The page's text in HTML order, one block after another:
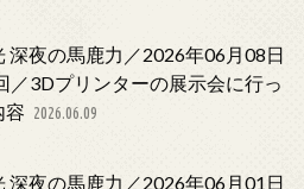
深夜の馬鹿力／2026年06月08日
／3Dプリンターの展示会に行っ
容 2026.06.09
深夜の馬鹿力／2026年06月01日